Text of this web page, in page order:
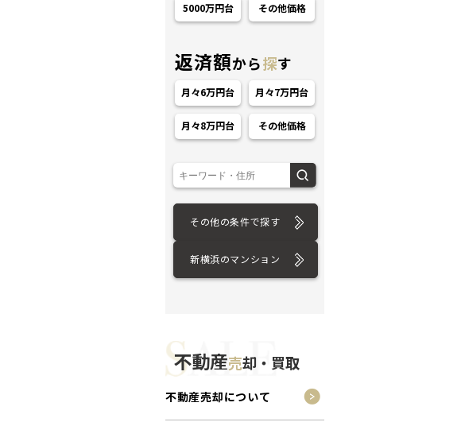
5000万円台 その他価格
返済額から探す
月々6万円台 月々7万円台
月々8万円台 その他価格
その他の条件で探す
新横浜のマンション
不動産売却・買取
不動産売却について